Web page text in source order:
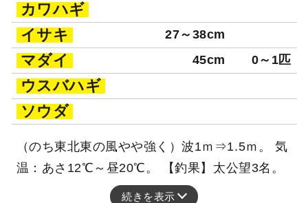
カワハギ
イサキ
27～38cm
マダイ 45cm 0～1匹
ウスバハギ
ソウダ
（のち東北東の風やや強く）波1ｍ⇒1.5ｍ。 気
温：あさ12℃～昼20℃。 【釣果】太公望3名。
続きを表示